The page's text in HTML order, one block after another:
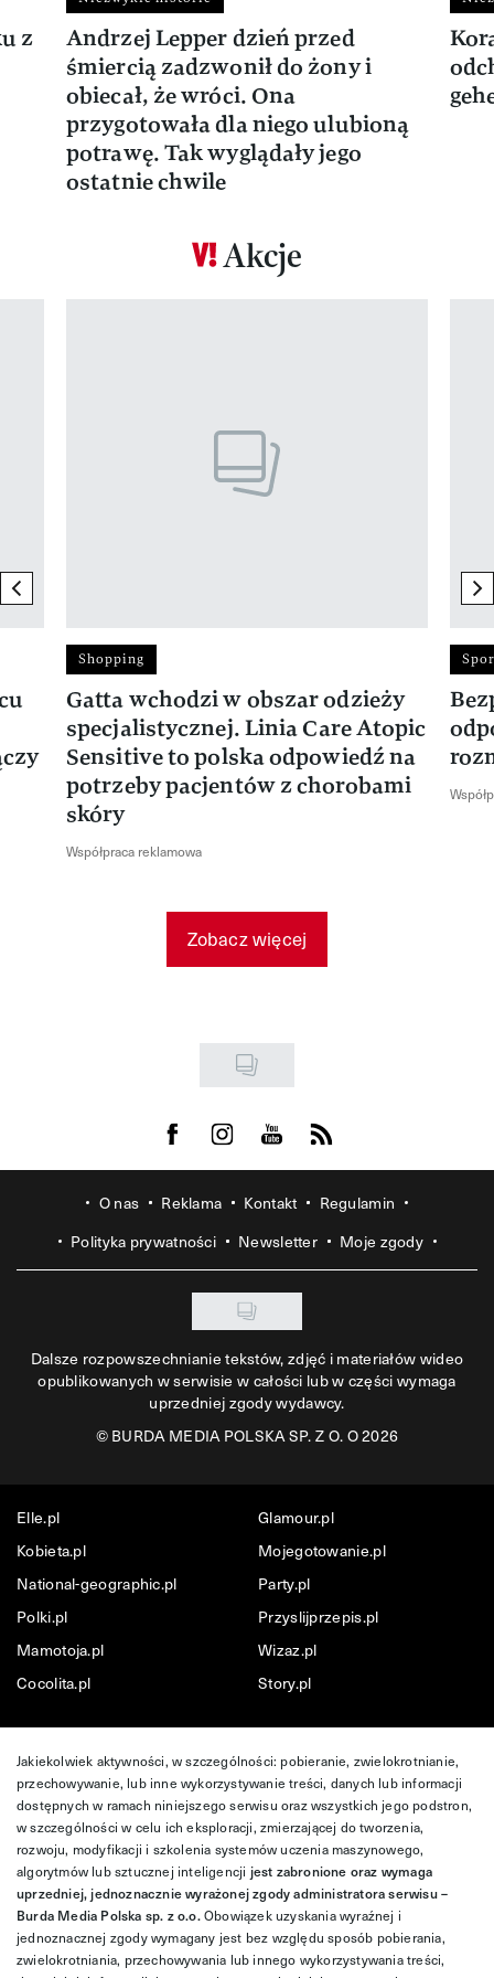
z
Andrzej Lepper dzień przed
śmiercią zadzwonił do żony i
obiecał, że wróci. Ona
przygotowała dla niego ulubioną
potrawę. Tak wyglądały jego
ostatnie chwile
Akcje
previous element
Shopping
Gatta wchodzi w obszar odzieży
specjalistycznej. Linia Care Atopic
Sensitive to polska odpowiedź na
potrzeby pacjentów z chorobami
skóry
Współpraca reklamowa
Zobacz więcej
Visit us on Facebook
Visit us on Instagram
Visit us on Youtube
Visit us on Rss
O nas Reklama Kontakt
Regulamin
Polityka prywatności
Newsletter Moje zgody
Dalsze rozpowszechnianie tekstów, zdjęć i materiałów wideo
opublikowanych w serwisie w całości lub w części wymaga
uprzedniej zgody wydawcy.
©BURDA MEDIA POLSKA SP. Z O. O 2026
Elle.pl
Glamour.pl
Kobieta.pl
Mojegotowanie.pl
National-geographic.pl
Party.pl
Polki.pl
Przyslijprzepis.pl
Mamotoja.pl
Wizaz.pl
Cocolita.pl
Story.pl
Jakiekolwiek aktywności, w szczególności: pobieranie, zwielokrotnianie,
przechowywanie, lub inne wykorzystywanie treści, danych lub informacji
dostępnych w ramach niniejszego serwisu oraz wszystkich jego podstron,
w szczególności w celu ich eksploracji, zmierzającej do tworzenia,
rozwoju, modyfikacji i szkolenia systemów uczenia maszynowego,
algorytmów lub sztucznej inteligencji jest zabronione oraz wymaga
uprzedniej, jednoznacznie wyrażonej zgody administratora serwisu –
Burda Media Polska sp. z o.o.Obowiązek uzyskania wyraźnej i
jednoznacznej zgody wymagany jest bez względu sposób pobierania,
zwielokrotniania, przechowywania lub innego wykorzystywania treści,